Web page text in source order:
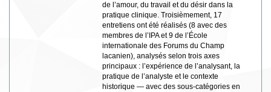
de l’amour, du travail et du désir dans la
pratique clinique. Troisièmement, 17
entretiens ont été réalisés (8 avec des
membres de l’IPA et 9 de l’École
internationale des Forums du Champ
lacanien), analysés selon trois axes
principaux : l’expérience de l’analysant, la
pratique de l’analyste et le contexte
historique — avec des sous-catégories en